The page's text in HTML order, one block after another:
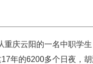
庆云阳的一名中职学生
年的6200多个日夜，